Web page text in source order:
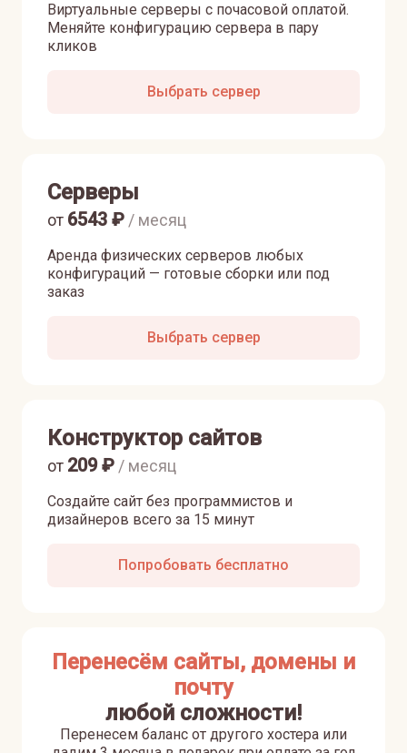
Виртуальные серверы с почасовой оплатой.
Меняйте конфигурацию сервера в пару
кликов
Выбрать сервер
Серверы
Аренда физических серверов любых
конфигураций — готовые сборки или под
заказ
от 6543 ₽ / месяц
Выбрать сервер
Конструктор сайтов
Создайте сайт без программистов и
дизайнеров всего за 15 минут
от 209₽ / месяц
Попробовать бесплатно
Перенесём сайты, домены и
почту
любой сложности!
Перенесем баланс от другого хостера или